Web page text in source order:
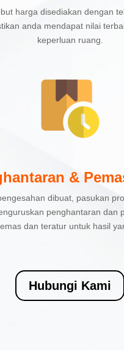
harga disediakan dengan
anda mendapat nilai
keperluan ruang.
&
dibuat, pasukan
penghantaran dan
dan teratur untuk hasil
Hubungi Kami